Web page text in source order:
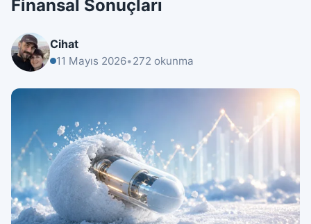
Finansal Sonuçları
Cihat
11 Mayıs 2026•272 okunma